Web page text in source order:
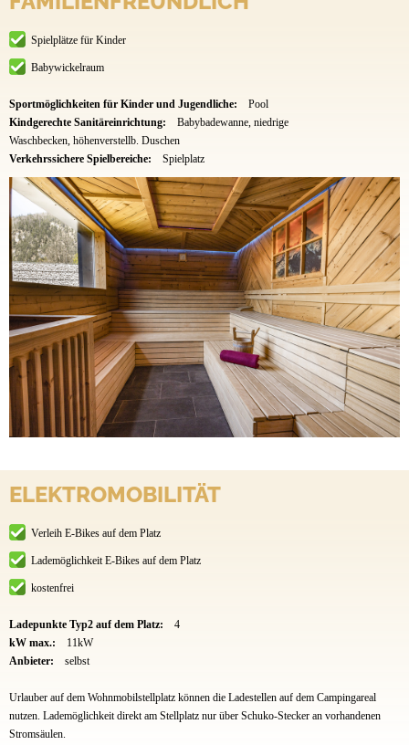
Spielplätze für Kinder
Babywickelraum
Sportmöglichkeiten für Kinder und Jugendliche:
Pool
Kindgerechte Sanitäreinrichtung:
Babybadewanne, niedrige
Waschbecken, höhenverstellb. Duschen
Verkehrssichere Spielbereiche:
Spielplatz
ELEKTROMOBILITÄT
Verleih E-Bikes auf dem Platz
Lademöglichkeit E-Bikes auf dem Platz
kostenfrei
Ladepunkte Typ2 auf dem Platz:
4
kW max.:
11kW
Anbieter:
selbst
Urlauber auf dem Wohnmobilstellplatz können die Ladestellen auf dem Campingareal
nutzen. Lademöglichkeit direkt am Stellplatz nur über Schuko-Stecker an vorhandenen
Stromsäulen.